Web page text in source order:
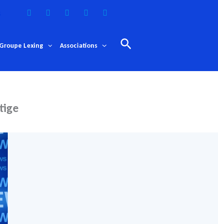
Groupe Lexing Associations Rechercher